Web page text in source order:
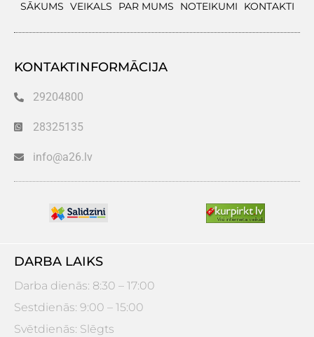
SĀKUMS VEIKALS PAR MUMS NOTEIKUMI KONTAKTI
KONTAKTINFORMĀCIJA
29204800
28325135
info@a26.lv
DARBA LAIKS
Darba dienās: 8:30 – 17:00
Sestdienās: 9:00 – 15:00
Svētdienās: Slēgts